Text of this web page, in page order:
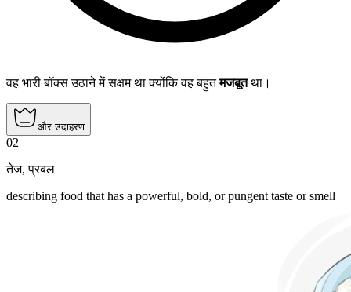
वह भारी बॉक्स उठाने में सक्षम था क्योंकि वह बहुतमजबूतथा।
और उदाहरण
02
तेज,प्रबल
describing food that has a powerful, bold, or pungent taste or smell